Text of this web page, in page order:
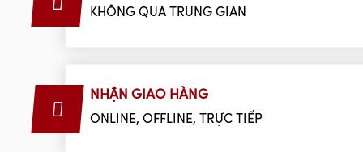
KHÔNG QUA TRUNG GIAN
NHẬN GIAO HÀNG
ONLINE, OFFLINE, TRỰC TIẾP